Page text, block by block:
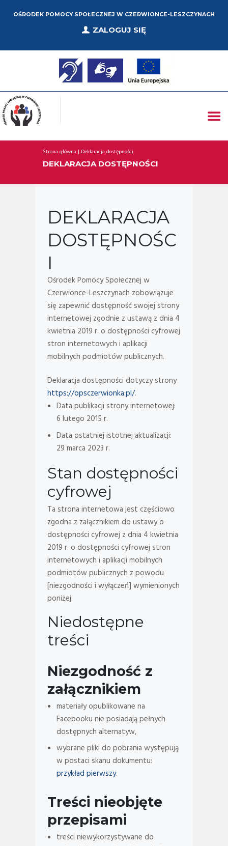
OŚRODEK POMOCY SPOŁECZNEJ W CZERWIONCE-LESZCZYNACH
ZALOGUJ SIĘ
Strona główna Deklaracja dostępności
DEKLARACJA DOSTĘPNOŚCI
DEKLARACJA
DOSTĘPNOŚC
I
Ośrodek Pomocy Społecznej w
Czerwionce-Leszczynach zobowiązuje
się zapewnić dostępność swojej strony
internetowej zgodnie z ustawą z dnia 4
kwietnia 2019 r. o dostępności cyfrowej
stron internetowych i aplikacji
mobilnych podmiotów publicznych.
Deklaracja dostępności dotyczy strony
https://opsczerwionka.pl/.
Data publikacji strony internetowej:
6 lutego 2015 r.
Data ostatniej istotnej aktualizacji:
29 marca 2023 r.
Stan dostępności
cyfrowej
Ta strona internetowa jest częściowo
zgodna z załącznikiem do ustawy o
dostępności cyfrowej z dnia 4 kwietnia
2019 r. o dostępności cyfrowej stron
internetowych i aplikacji mobilnych
podmiotów publicznych z powodu
[niezgodności i wyłączeń] wymienionych
poniżej.
Niedostępne
treści
Niezgodność z
załącznikiem
materiały opublikowane na
Facebooku nie posiadają pełnych
dostępnych alternatyw,
wybrane pliki do pobrania występują
w postaci skanu dokumentu:
przykład pierwszy.
Treści nieobjęte
przepisami
treści niewykorzystywane do